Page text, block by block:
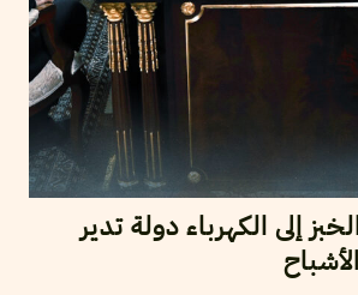
إلى الكهرباء دولة تدير